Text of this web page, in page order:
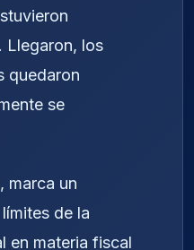
Llegaron, los
quedaron
se
marca un
de la
en materia fiscal